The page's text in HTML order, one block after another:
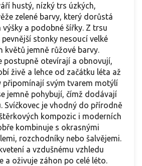
hustý, nízký trs úzkých,
zelené barvy, který dorůstá
a podobné šířky. Z trsu
stonky nesoucí velké
květů jemně růžové barvy.
postupně otevírají a obnovují,
živě a lehce od začátku léta až
připomínají svým tvarem motýlí
jemně pohybují, čímž dodávají
Svíčkovec je vhodný do přírodně
kompozic i moderních
kombinuje s okrasnými
rozchodníky nebo šalvějemi.
a vzdušnému vzhledu
a oživuje záhon po celé léto.